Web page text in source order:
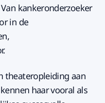
kankeronderzoeker
in de
theateropleiding aan
haar vooral als